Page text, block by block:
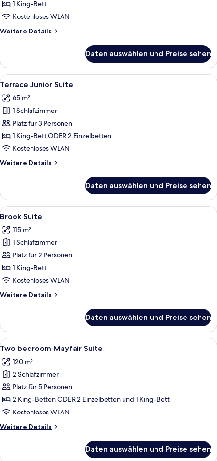
Eckzimmer
anzeigen
1 King-Bett
Kostenloses WLAN
Weitere Details
Weitere
Terrasse,
Eckzimmer
Daten auswählen und Preise sehen
Alle
Fotos
für
Terrace
Junior
Suite
anzeigen
Ein modernes Wohnzimmer mit
5
Terrace Junior Suite
65 m²
1 Schlafzimmer
Platz für 3 Personen
1 King-Bett ODER 2 Einzelbetten
Kostenloses WLAN
Weitere Details
Weitere
Junior
Suite
Daten auswählen und Preise sehen
Alle
Fotos
für
Brook
Suite
anzeigen
Ein elegantes Wohnzimmer mit
4
Brook Suite
115 m²
1 Schlafzimmer
Platz für 2 Personen
1 King-Bett
Kostenloses WLAN
Weitere Details
Weitere
Suite
Daten auswählen und Preise sehen
Alle
Fotos
für
Two
bedroom
Mayfair
Suite
Ein großes Bett mit Kopfteil, zwei
5
Two bedroom Mayfair Suite
120 m²
2 Schlafzimmer
Platz für 5 Personen
2 King-Betten ODER 2 Einzelbetten und 1 King-Bett
Kostenloses WLAN
Weitere Details
Weitere
Daten auswählen und Preise sehen